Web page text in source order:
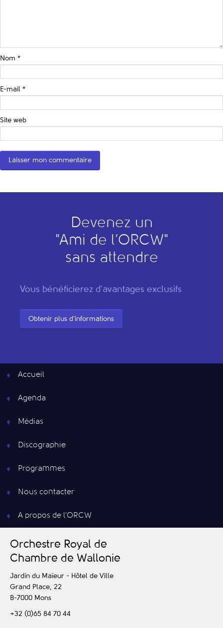
Nom *
E-mail *
Site web
Devenez un
"Ami de l’ORCW"
sans attendre
Vous bénéficierez d'avantages exclusifs
Obtenir plus d'informations
Accueil
Agenda
Médias
Discographie
Programmes
Nous contacter
A propos de l’ORCW
Orchestre Royal de
Chambre de Wallonie
Jardin du Maïeur - Hôtel de Ville
Grand Place, 22
B-7000 Mons
+32 (0)65 84 70 44